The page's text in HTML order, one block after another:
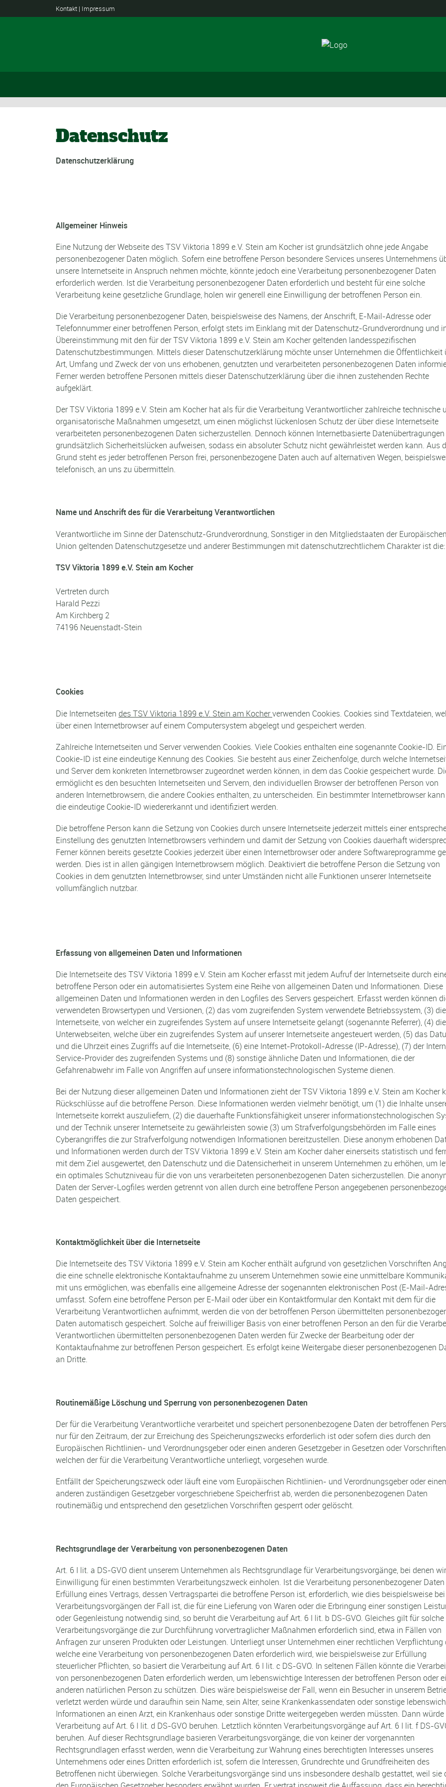
Kontakt | Impressum
Datenschutz
Datenschutzerklärung
Allgemeiner Hinweis
Eine Nutzung der Webseite des TSV Viktoria 1899 e.V. Stein am Kocher ist grundsätzlich ohne jede Angabe
personenbezogener Daten möglich. Sofern eine betroffene Person besondere Services unseres Unternehmens
unsere Internetseite in Anspruch nehmen möchte, könnte jedoch eine Verarbeitung personenbezogener Daten
erforderlich werden. Ist die Verarbeitung personenbezogener Daten erforderlich und besteht für eine solche
Verarbeitung keine gesetzliche Grundlage, holen wir generell eine Einwilligung der betroffenen Person ein.
Die Verarbeitung personenbezogener Daten, beispielsweise des Namens, der Anschrift, E-Mail-Adresse oder
Telefonnummer einer betroffenen Person, erfolgt stets im Einklang mit der Datenschutz-Grundverordnung und
Übereinstimmung mit den für der TSV Viktoria 1899 e.V. Stein am Kocher geltenden landesspezifischen
Datenschutzbestimmungen. Mittels dieser Datenschutzerklärung möchte unser Unternehmen die Öffentlichkeit
Art, Umfang und Zweck der von uns erhobenen, genutzten und verarbeiteten personenbezogenen Daten
Ferner werden betroffene Personen mittels dieser Datenschutzerklärung über die ihnen zustehenden Rechte
aufgeklärt.
Der TSV Viktoria 1899 e.V. Stein am Kocher hat als für die Verarbeitung Verantwortlicher zahlreiche technische
organisatorische Maßnahmen umgesetzt, um einen möglichst lückenlosen Schutz der über diese Internetseite
verarbeiteten personenbezogenen Daten sicherzustellen. Dennoch können Internetbasierte Datenübertragungen
grundsätzlich Sicherheitslücken aufweisen, sodass ein absoluter Schutz nicht gewährleistet werden kann. Aus
Grund steht es jeder betroffenen Person frei, personenbezogene Daten auch auf alternativen Wegen,
telefonisch, an uns zu übermitteln.
Name und Anschrift des für die Verarbeitung Verantwortlichen
Verantwortliche im Sinne der Datenschutz-Grundverordnung, Sonstiger in den Mitgliedstaaten der Europäischen
Union geltenden Datenschutzgesetze und anderer Bestimmungen mit datenschutzrechtlichem Charakter ist die:
TSV Viktoria 1899 e.V. Stein am Kocher
Vertreten durch
Harald Pezzi
Am Kirchberg 2
74196 Neuenstadt-Stein
Cookies
Die Internetseiten des TSV Viktoria 1899 e.V. Stein am Kocherverwenden Cookies. Cookies sind Textdateien,
über einen Internetbrowser auf einem Computersystem abgelegt und gespeichert werden.
Zahlreiche Internetseiten und Server verwenden Cookies. Viele Cookies enthalten eine sogenannte Cookie-ID.
Cookie-ID ist eine eindeutige Kennung des Cookies. Sie besteht aus einer Zeichenfolge, durch welche
und Server dem konkreten Internetbrowser zugeordnet werden können, in dem das Cookie gespeichert wurde.
ermöglicht es den besuchten Internetseiten und Servern, den individuellen Browser der betroffenen Person von
anderen Internetbrowsern, die andere Cookies enthalten, zu unterscheiden. Ein bestimmter Internetbrowser
die eindeutige Cookie-ID wiedererkannt und identifiziert werden.
Die betroffene Person kann die Setzung von Cookies durch unsere Internetseite jederzeit mittels einer
Einstellung des genutzten Internetbrowsers verhindern und damit der Setzung von Cookies dauerhaft
Ferner können bereits gesetzte Cookies jederzeit über einen Internetbrowser oder andere Softwareprogramme
werden. Dies ist in allen gängigen Internetbrowsern möglich. Deaktiviert die betroffene Person die Setzung von
Cookies in dem genutzten Internetbrowser, sind unter Umständen nicht alle Funktionen unserer Internetseite
vollumfänglich nutzbar.
Erfassung von allgemeinen Daten und Informationen
Die Internetseite des TSV Viktoria 1899 e.V. Stein am Kocher erfasst mit jedem Aufruf der Internetseite durch
betroffene Person oder ein automatisiertes System eine Reihe von allgemeinen Daten und Informationen. Diese
allgemeinen Daten und Informationen werden in den Logfiles des Servers gespeichert. Erfasst werden können
verwendeten Browsertypen und Versionen, (2) das vom zugreifenden System verwendete Betriebssystem, (3) die
Internetseite, von welcher ein zugreifendes System auf unsere Internetseite gelangt (sogenannte Referrer), (4) die
Unterwebseiten, welche über ein zugreifendes System auf unserer Internetseite angesteuert werden, (5) das
und die Uhrzeit eines Zugriffs auf die Internetseite, (6) eine Internet-Protokoll-Adresse (IP-Adresse), (7) der
Service-Provider des zugreifenden Systems und (8) sonstige ähnliche Daten und Informationen, die der
Gefahrenabwehr im Falle von Angriffen auf unsere informationstechnologischen Systeme dienen.
Bei der Nutzung dieser allgemeinen Daten und Informationen zieht der TSV Viktoria 1899 e.V. Stein am Kocher
Rückschlüsse auf die betroffene Person. Diese Informationen werden vielmehr benötigt, um (1) die Inhalte
Internetseite korrekt auszuliefern, (2) die dauerhafte Funktionsfähigkeit unserer informationstechnologischen
und der Technik unserer Internetseite zu gewährleisten sowie (3) um Strafverfolgungsbehörden im Falle eines
Cyberangriffes die zur Strafverfolgung notwendigen Informationen bereitzustellen. Diese anonym erhobenen
und Informationen werden durch der TSV Viktoria 1899 e.V. Stein am Kocher daher einerseits statistisch und
mit dem Ziel ausgewertet, den Datenschutz und die Datensicherheit in unserem Unternehmen zu erhöhen, um
ein optimales Schutzniveau für die von uns verarbeiteten personenbezogenen Daten sicherzustellen. Die
Daten der Server-Logfiles werden getrennt von allen durch eine betroffene Person angegebenen
Daten gespeichert.
Kontaktmöglichkeit über die Internetseite
Die Internetseite des TSV Viktoria 1899 e.V. Stein am Kocher enthält aufgrund von gesetzlichen Vorschriften
die eine schnelle elektronische Kontaktaufnahme zu unserem Unternehmen sowie eine unmittelbare
mit uns ermöglichen, was ebenfalls eine allgemeine Adresse der sogenannten elektronischen Post (E-Mail-
umfasst. Sofern eine betroffene Person per E-Mail oder über ein Kontaktformular den Kontakt mit dem für die
Verarbeitung Verantwortlichen aufnimmt, werden die von der betroffenen Person übermittelten
Daten automatisch gespeichert. Solche auf freiwilliger Basis von einer betroffenen Person an den für die
Verantwortlichen übermittelten personenbezogenen Daten werden für Zwecke der Bearbeitung oder der
Kontaktaufnahme zur betroffenen Person gespeichert. Es erfolgt keine Weitergabe dieser personenbezogenen
an Dritte.
Routinemäßige Löschung und Sperrung von personenbezogenen Daten
Der für die Verarbeitung Verantwortliche verarbeitet und speichert personenbezogene Daten der betroffenen
nur für den Zeitraum, der zur Erreichung des Speicherungszwecks erforderlich ist oder sofern dies durch den
Europäischen Richtlinien- und Verordnungsgeber oder einen anderen Gesetzgeber in Gesetzen oder
welchen der für die Verarbeitung Verantwortliche unterliegt, vorgesehen wurde.
Entfällt der Speicherungszweck oder läuft eine vom Europäischen Richtlinien- und Verordnungsgeber oder
anderen zuständigen Gesetzgeber vorgeschriebene Speicherfrist ab, werden die personenbezogenen Daten
routinemäßig und entsprechend den gesetzlichen Vorschriften gesperrt oder gelöscht.
Rechtsgrundlage der Verarbeitung von personenbezogenen Daten
Art. 6 I lit. a DS-GVO dient unserem Unternehmen als Rechtsgrundlage für Verarbeitungsvorgänge, bei denen
Einwilligung für einen bestimmten Verarbeitungszweck einholen. Ist die Verarbeitung personenbezogener
Erfüllung eines Vertrags, dessen Vertragspartei die betroffene Person ist, erforderlich, wie dies beispielsweise bei
Verarbeitungsvorgängen der Fall ist, die für eine Lieferung von Waren oder die Erbringung einer sonstigen
oder Gegenleistung notwendig sind, so beruht die Verarbeitung auf Art. 6 I lit. b DS-GVO. Gleiches gilt für solche
Verarbeitungsvorgänge die zur Durchführung vorvertraglicher Maßnahmen erforderlich sind, etwa in Fällen von
Anfragen zur unseren Produkten oder Leistungen. Unterliegt unser Unternehmen einer rechtlichen Verpflichtung
welche eine Verarbeitung von personenbezogenen Daten erforderlich wird, wie beispielsweise zur Erfüllung
steuerlicher Pflichten, so basiert die Verarbeitung auf Art. 6 I lit. c DS-GVO. In seltenen Fällen könnte die
von personenbezogenen Daten erforderlich werden, um lebenswichtige Interessen der betroffenen Person oder
anderen natürlichen Person zu schützen. Dies wäre beispielsweise der Fall, wenn ein Besucher in unserem
verletzt werden würde und daraufhin sein Name, sein Alter, seine Krankenkassendaten oder sonstige
Informationen an einen Arzt, ein Krankenhaus oder sonstige Dritte weitergegeben werden müssten. Dann würde
Verarbeitung auf Art. 6 I lit. d DS-GVO beruhen. Letztlich könnten Verarbeitungsvorgänge auf Art. 6 I lit. f DS-
beruhen. Auf dieser Rechtsgrundlage basieren Verarbeitungsvorgänge, die von keiner der vorgenannten
Rechtsgrundlagen erfasst werden, wenn die Verarbeitung zur Wahrung eines berechtigten Interesses unseres
Unternehmens oder eines Dritten erforderlich ist, sofern die Interessen, Grundrechte und Grundfreiheiten des
Betroffenen nicht überwiegen. Solche Verarbeitungsvorgänge sind uns insbesondere deshalb gestattet, weil sie